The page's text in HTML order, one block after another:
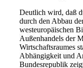
Deutlich wird, daß
durch den Abbau
westeuropäischen
Außenhandels der
Wirtschaftsraumes
Abhängigkeit und
Bundesrepublik